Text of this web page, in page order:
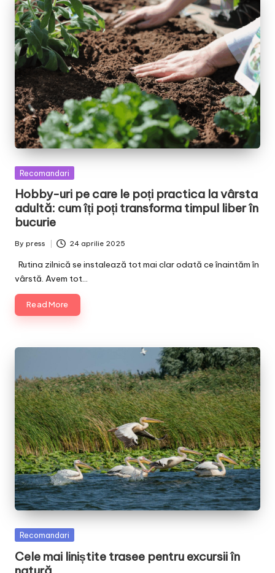
Posted
Recomandari
Hobby-uri pe care le poți practica la vârsta
adultă: cum îți poți transforma timpul liber în
bucurie
Posted
by
By press 24 aprilie 2025
Rutina zilnică se instalează tot mai clar odată ce înaintăm în
vârstă. Avem tot…
Read More
Posted
Recomandari
Cele mai liniștite trasee pentru excursii în